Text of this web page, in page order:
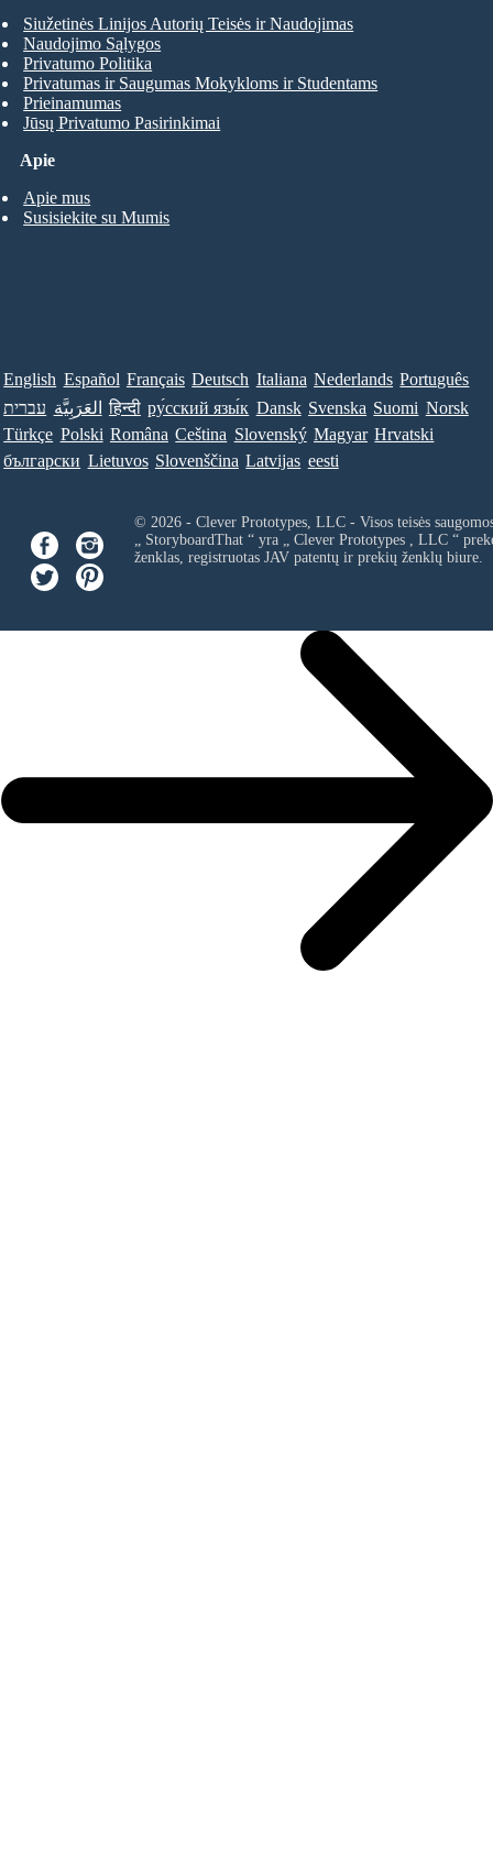
Apie
Apie mus
Susisiekite su Mumis
Siužetinės Linijos Autorių Teisės ir Naudojimas
Naudojimo Sąlygos
Privatumo Politika
Privatumas ir Saugumas Mokykloms ir Studentams
Prieinamumas
Jūsų Privatumo Pasirinkimai
English Español Français Deutsch Italiana Nederlands Português
עברית العَرَبِيَّة हिन्दी ру́сский язы́к Dansk Svenska Suomi Norsk
Türkçe Polski Româna Ceština Slovenský Magyar Hrvatski
български Lietuvos Slovenščina Latvijas eesti
© 2026 - Clever Prototypes, LLC - Visos teisės
„ StoryboardThat “ yra „ Clever Prototypes , LLC“
ženklas, registruotas JAV patentų ir prekių ženklų biure.